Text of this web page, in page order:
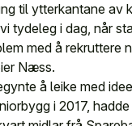
til ytterkantane av
tydeleg i dag, når
med å rekruttere
Næss.
å leike med
i 2017,